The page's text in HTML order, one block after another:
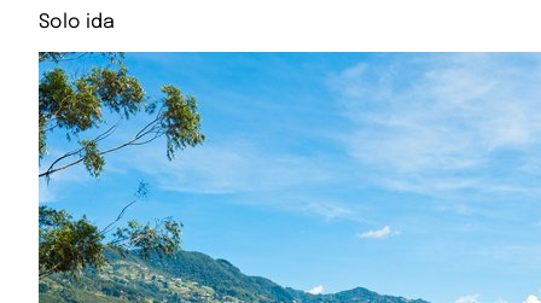
Solo ida